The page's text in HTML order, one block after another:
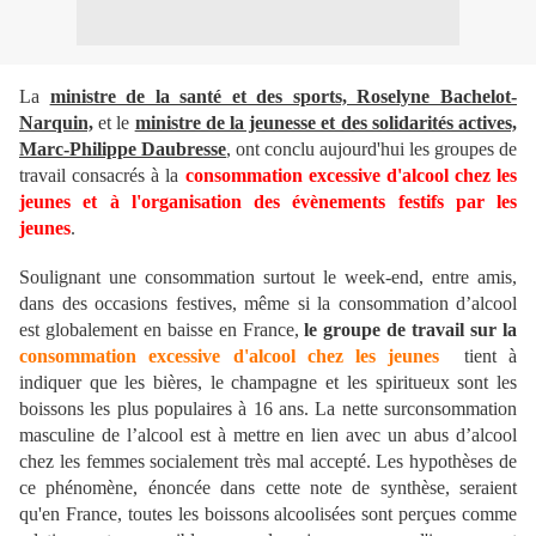
La ministre de la santé et des sports, Roselyne Bachelot-
Narquin, et le ministre de la jeunesse et des solidarités actives,
Marc-Philippe Daubresse, ont conclu aujourd'hui les groupes de
travail consacrés à la consommation excessive d'alcool chez les
jeunes et à l'organisation des évènements festifs par les
jeunes.
Soulignant une consommation surtout le week-end, entre amis,
dans des occasions festives, même si la consommation d’alcool
est globalement en baisse en France, le groupe de travail sur la
consommation excessive d'alcool chez les jeunes tient à
indiquer que les bières, le champagne et les spiritueux sont les
boissons les plus populaires à 16 ans. La nette surconsommation
masculine de l’alcool est à mettre en lien avec un abus d’alcool
chez les femmes socialement très mal accepté. Les hypothèses de
ce phénomène, énoncée dans cette note de synthèse, seraient
qu'en France, toutes les boissons alcoolisées sont perçues comme